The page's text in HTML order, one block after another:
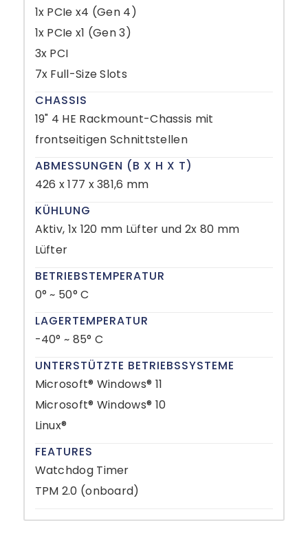
1x PCIe x4 (Gen 4)
1x PCIe x1 (Gen 3)
3x PCI
7x Full-Size Slots
CHASSIS
19" 4 HE Rackmount-Chassis mit
frontseitigen Schnittstellen
ABMESSUNGEN (B X H X T)
426 x 177 x 381,6 mm
KÜHLUNG
Aktiv, 1x 120 mm Lüfter und 2x 80 mm
Lüfter
BETRIEBSTEMPERATUR
0° ~ 50° C
LAGERTEMPERATUR
-40° ~ 85° C
UNTERSTÜTZTE BETRIEBSSYSTEME
Microsoft® Windows® 11
Microsoft® Windows® 10
Linux®
FEATURES
Watchdog Timer
TPM 2.0 (onboard)